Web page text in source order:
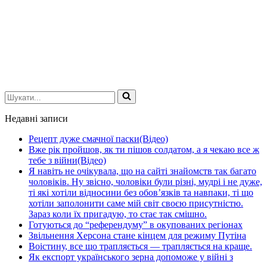
Шукати...
Недавні записи
Рецепт дуже смачної паски(Відео)
Вже рік пройшов, як ти пішов солдатом, а я чекаю все ж
тебе з війни(Відео)
Я навіть не очікувала, що на сайті знайомств так багато
чоловіків. Ну звісно, чоловіки були різні, мудрі і не дуже,
ті які хотіли відносини без обов’язків та навпаки, ті що
хотіли заполонити саме мій світ своєю присутністю.
Зараз коли їх пригадую, то стає так смішно.
Готуються до “референдуму” в окупованих регіонах
Звільнення Херсона стане кінцем для режиму Путіна
Воістину, все що трапляється — трапляється на краще.
Як експорт українського зерна допоможе у війні з